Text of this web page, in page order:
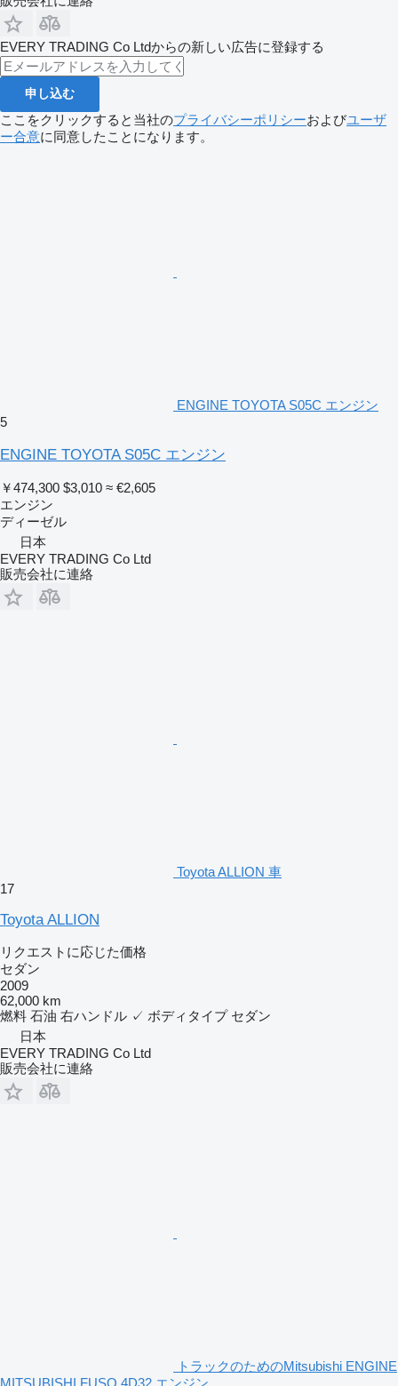
EVERY TRADING Co Ltdからの新しい広告に登録する
申し込む
ここをクリックすると当社のプライバシーポリシーおよびユーザ
ー合意に同意したことになります。
ENGINE TOYOTA S05C エンジン
5
ENGINE TOYOTA S05C エンジン
￥474,300 $3,010 ≈ €2,605
エンジン
ディーゼル
日本
EVERY TRADING Co Ltd
販売会社に連絡
Toyota ALLION 車
17
Toyota ALLION
リクエストに応じた価格
セダン
2009
62,000 km
燃料 石油 右ハンドル ✓ ボディタイプ セダン
日本
EVERY TRADING Co Ltd
販売会社に連絡
トラックのためのMitsubishi ENGINE
MITSUBISHI FUSO 4D32 エンジン